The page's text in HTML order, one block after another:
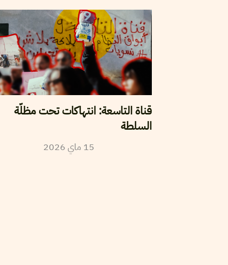
قناة التاسعة: انتهاكات تحت مظلّة
السلطة
15 ماي2026